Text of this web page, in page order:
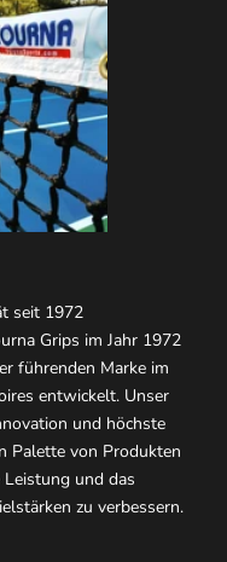
seit 1972
Grips im Jahr 1972
führenden Marke im
entwickelt. Unser
und höchste
Palette von Produkten
und das
zu verbessern.